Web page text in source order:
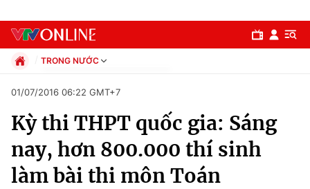
Chuyên mục
Chính trị
TRONG NƯỚC
Xã hội
Pháp luật
Thể thao
Truyền hình
01/07/2016 06:22 GMT+7
Kỳ thi THPT quốc gia: Sáng
nay, hơn 800.000 thí sinh
làm bài thi môn Toán